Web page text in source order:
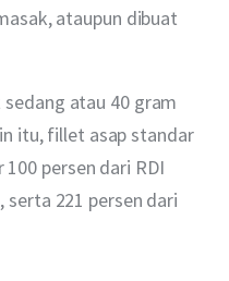
ataupun dibuat
atau 40 gram
itu, fillet asap standar
persen dari RDI
221 persen dari